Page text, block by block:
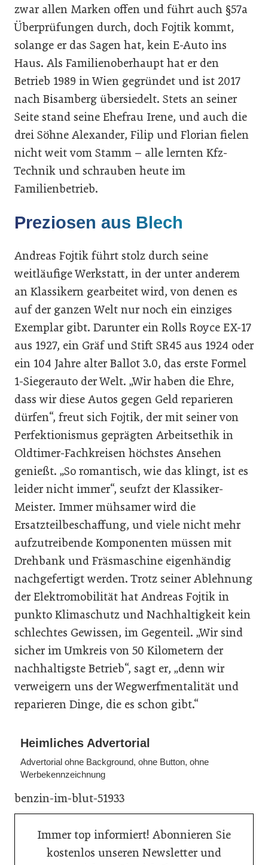
zwar allen Marken offen und führt auch §57a
Überprüfungen durch, doch Fojtik kommt,
solange er das Sagen hat, kein E-Auto ins
Haus. Als Familienoberhaupt hat er den
Betrieb 1989 in Wien gegründet und ist 2017
nach Bisamberg übersiedelt. Stets an seiner
Seite stand seine Ehefrau Irene, und auch die
drei Söhne Alexander, Filip und Florian fielen
nicht weit vom Stamm – alle lernten Kfz-
Technik und schrauben heute im
Familienbetrieb.
Preziosen aus Blech
Andreas Fojtik führt stolz durch seine
weitläufige Werkstatt, in der unter anderem
an Klassikern gearbeitet wird, von denen es
auf der ganzen Welt nur noch ein einziges
Exemplar gibt. Darunter ein Rolls Royce EX-17
aus 1927, ein Gräf und Stift SR45 aus 1924 oder
ein 104 Jahre alter Ballot 3.0, das erste Formel
1-Siegerauto der Welt. „Wir haben die Ehre,
dass wir diese Autos gegen Geld reparieren
dürfen“, freut sich Fojtik, der mit seiner von
Perfektionismus geprägten Arbeitsethik in
Oldtimer-Fachkreisen höchstes Ansehen
genießt. „So romantisch, wie das klingt, ist es
leider nicht immer“, seufzt der Klassiker-
Meister. Immer mühsamer wird die
Ersatzteilbeschaffung, und viele nicht mehr
aufzutreibende Komponenten müssen mit
Drehbank und Fräsmaschine eigenhändig
nachgefertigt werden. Trotz seiner Ablehnung
der Elektromobilität hat Andreas Fojtik in
punkto Klimaschutz und Nachhaltigkeit kein
schlechtes Gewissen, im Gegenteil. „Wir sind
sicher im Umkreis von 50 Kilometern der
nachhaltigste Betrieb“, sagt er, „denn wir
verweigern uns der Wegwerfmentalität und
reparieren Dinge, die es schon gibt.“
Heimliches Advertorial
Advertorial ohne Background, ohne Button, ohne
Werbekennzeichnung
benzin-im-blut-51933
Immer top informiert! Abonnieren Sie
kostenlos unseren Newsletter und